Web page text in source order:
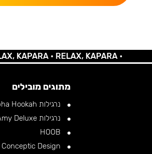
•RELAX, KAPARA •
מתוגים מובילים
נרגילות Alpha Hookah
נרגילות Amy Deluxe